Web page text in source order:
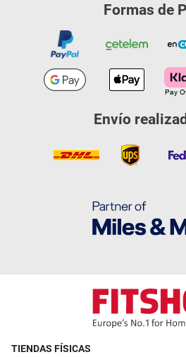
Formas de
Envío
TIENDAS FÍSICAS